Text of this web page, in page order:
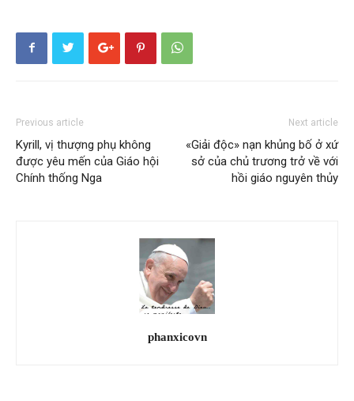
Previous article
Kyrill, vị thượng phụ không
được yêu mến của Giáo hội
Chính thống Nga
Next article
«Giải độc» nạn khủng bố ở xứ
sở của chủ trương trở về với
hồi giáo nguyên thủy
phanxicovn